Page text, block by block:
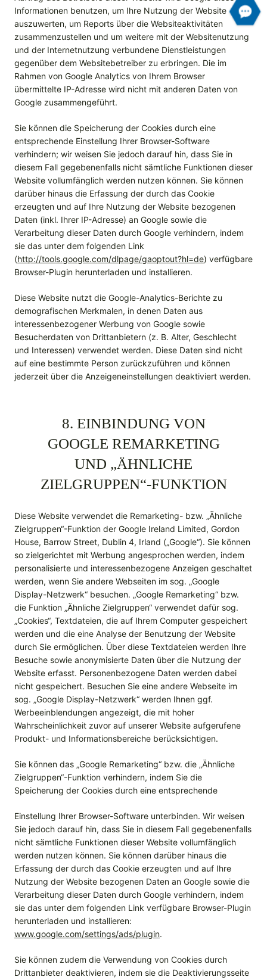
Informationen benutzen, um Ihre Nutzung der Website
auszuwerten, um Reports über die Websiteaktivitäten
zusammenzustellen und um weitere mit der Websitenutzung
und der Internetnutzung verbundene Dienstleistungen
gegenüber dem Websitebetreiber zu erbringen. Die im
Rahmen von Google Analytics von Ihrem Browser
übermittelte IP-Adresse wird nicht mit anderen Daten von
Google zusammengeführt.
Sie können die Speicherung der Cookies durch eine
entsprechende Einstellung Ihrer Browser-Software
verhindern; wir weisen Sie jedoch darauf hin, dass Sie in
diesem Fall gegebenenfalls nicht sämtliche Funktionen dieser
Website vollumfänglich werden nutzen können. Sie können
darüber hinaus die Erfassung der durch das Cookie
erzeugten und auf Ihre Nutzung der Website bezogenen
Daten (inkl. Ihrer IP-Adresse) an Google sowie die
Verarbeitung dieser Daten durch Google verhindern, indem
sie das unter dem folgenden Link
(http://tools.google.com/dlpage/gaoptout?hl=de) verfügbare
Browser-Plugin herunterladen und installieren.
Diese Website nutzt die Google-Analytics-Berichte zu
demografischen Merkmalen, in denen Daten aus
interessenbezogener Werbung von Google sowie
Besucherdaten von Drittanbietern (z. B. Alter, Geschlecht
und Interessen) verwendet werden. Diese Daten sind nicht
auf eine bestimmte Person zurückzuführen und können
jederzeit über die Anzeigeneinstellungen deaktiviert werden.
8. EINBINDUNG VON
GOOGLE REMARKETING
UND „ÄHNLICHE
ZIELGRUPPEN“-FUNKTION
Diese Website verwendet die Remarketing- bzw. „Ähnliche
Zielgruppen“-Funktion der Google Ireland Limited, Gordon
House, Barrow Street, Dublin 4, Irland („Google“). Sie können
so zielgerichtet mit Werbung angesprochen werden, indem
personalisierte und interessenbezogene Anzeigen geschaltet
werden, wenn Sie andere Webseiten im sog. „Google
Display-Netzwerk“ besuchen. „Google Remarketing“ bzw.
die Funktion „Ähnliche Zielgruppen“ verwendet dafür sog.
„Cookies“, Textdateien, die auf Ihrem Computer gespeichert
werden und die eine Analyse der Benutzung der Website
durch Sie ermöglichen. Über diese Textdateien werden Ihre
Besuche sowie anonymisierte Daten über die Nutzung der
Website erfasst. Personenbezogene Daten werden dabei
nicht gespeichert. Besuchen Sie eine andere Webseite im
sog. „Google Display-Netzwerk“ werden Ihnen ggf.
Werbeeinblendungen angezeigt, die mit hoher
Wahrscheinlichkeit zuvor auf unserer Website aufgerufene
Produkt- und Informationsbereiche berücksichtigen.
Sie können das „Google Remarketing“ bzw. die „Ähnliche
Zielgruppen“-Funktion verhindern, indem Sie die
Speicherung der Cookies durch eine entsprechende
Einstellung Ihrer Browser-Software unterbinden. Wir weisen
Sie jedoch darauf hin, dass Sie in diesem Fall gegebenenfalls
nicht sämtliche Funktionen dieser Website vollumfänglich
werden nutzen können. Sie können darüber hinaus die
Erfassung der durch das Cookie erzeugten und auf Ihre
Nutzung der Website bezogenen Daten an Google sowie die
Verarbeitung dieser Daten durch Google verhindern, indem
sie das unter dem folgenden Link verfügbare Browser-Plugin
herunterladen und installieren:
www.google.com/settings/ads/plugin.
Sie können zudem die Verwendung von Cookies durch
Drittanbieter deaktivieren, indem sie die Deaktivierungsseite